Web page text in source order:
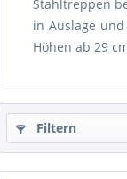
Stahltreppen
in Auslage
Höhen ab 29
Filtern